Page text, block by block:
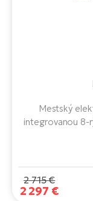
Mestský
integrovanou 8-
2 715 €
2 297 €